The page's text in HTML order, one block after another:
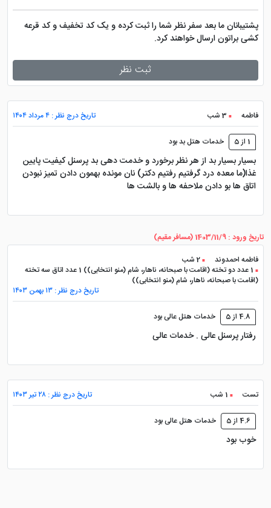
پشتیبانان ما بعد سفر نظر شما را ثبت کرده و یک کد تخفیف و کد قرعه
کشی براتون ارسال خواهند کرد.
ثبت نظر
فاطمه 3 شب تاریخ درج نظر : ۴ مرداد ۱۴۰۴
1 از 5 خدمات هتل بد بود
بسیار بسیار بد از هر نظر برخورد و خدمت دهی بد پرسنل کیفیت پایین
غذا(ما معده درد گرفتیم رفتیم دکتر) نان مونده بهمون دادن تمیز نبودن
اتاق ها بو دادن ملاحفه ها و بالشت ها
تاریخ ورود : 1403/11/9 (مسافر مقیم)
فاطمه احمدوند
2 شب
1 عدد دو تخته (اقامت با صبحانه، ناهار، شام (منو انتخابی)) 1 عدد اتاق سه تخته
(اقامت با صبحانه، ناهار، شام (منو انتخابی))
تاریخ درج نظر : ۱۳ بهمن ۱۴۰۳
4.8 از 5 خدمات هتل عالی بود
رفتار پرسنل عالی . خدمات عالی
تست 1 شب تاریخ درج نظر : ۲۸ تیر ۱۴۰۳
4.6 از 5 خدمات هتل عالی بود
خوب بود